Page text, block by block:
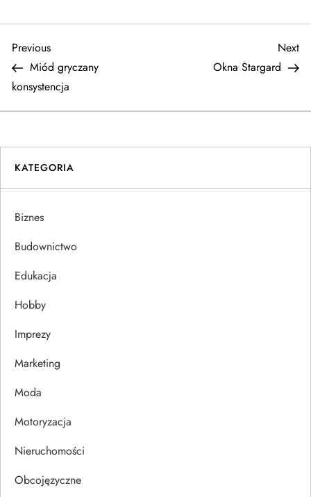
N
a
w
i
g
a
c
j
a
w
p
i
s
u
Previous
Post
Previous
Miód gryczany
konsystencja
Next
Okna Stargard
KATEGORIA
Biznes
Budownictwo
Edukacja
Hobby
Imprezy
Marketing
Moda
Motoryzacja
Nieruchomości
Obcojęzyczne